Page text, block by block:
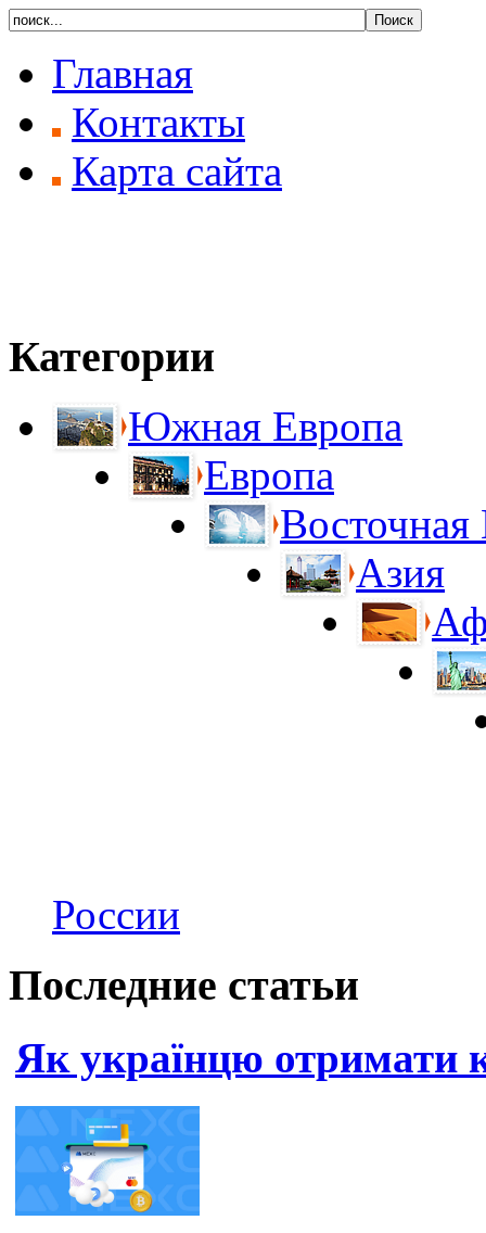
Главная
Контакты
Карта сайта
Категории
Южная Европа
Европа
Восточная
Азия
России
Последние статьи
Як українцю отримати